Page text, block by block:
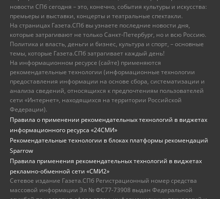
новости СПб сегодня – это, конечно, события культуры и искусства:
премьеры и выставки, концерты и театральные спектакли.
На страницах Газета.СПб вы узнаете последние новости дня,
которые затрагивают не только Санкт-Петербург, но и всю Россию.
Политика и власть, деньги и бизнес, культура и спорт, – основные
темы, которые Газета.СПб затрагивает каждый день!
На информационном ресурсе (сайте) применяются
рекомендательные технологии (информационные технологии
предоставления информации на основе сбора, систематизации и
анализа сведений, относящихся к предпочтениям пользователей
сети «Интернет», находящихся на территории Российской
Федерации).
Правила о применении рекомендательных технологий в виджетах
информационного ресурса «24СМИ»
Рекомендательные технологии в блоках платформы рекомендаций
Sparrow
Правила применения рекомендательных технологий в виджетах
рекламно-обменной сети «СМИ2»
Сетевое издание Газета.СПб Регистрационный номер средства
массовой информации Эл № ФС77-73908 выдан Федеральной